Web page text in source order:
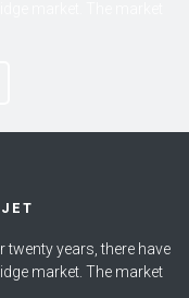
years, there have
market. The market